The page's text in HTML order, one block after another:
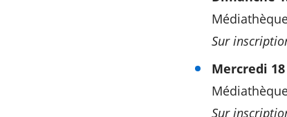
Sur
Mercredi
Sur